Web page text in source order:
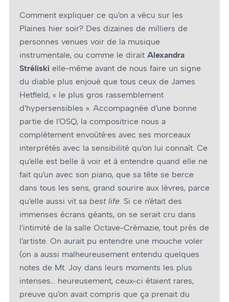
Comment expliquer ce qu’on a vécu sur les
Plaines hier soir? Des dizaines de milliers de
personnes venues voir de la musique
instrumentale, ou comme le dirait Alexandra
Stréliski elle-même avant de nous faire un signe
du diable plus enjoué que tous ceux de James
Hetfield, « le plus gros rassemblement
d’hypersensibles ». Accompagnée d’une bonne
partie de l’OSQ, la compositrice nous a
complètement envoûté·es avec ses morceaux
interprétés avec la sensibilité qu’on lui connaît. Ce
qu’elle est belle à voir et à entendre quand elle ne
fait qu’un avec son piano, que sa tête se berce
dans tous les sens, grand sourire aux lèvres, parce
qu’elle aussi vit sa best life. Si ce n’était des
immenses écrans géants, on se serait cru dans
l’intimité de la salle Octave-Crémazie, tout près de
l’artiste. On aurait pu entendre une mouche voler
(on a aussi malheureusement entendu quelques
notes de Mt. Joy dans leurs moments les plus
intenses… heureusement, ceux-ci étaient rares,
preuve qu’on avait compris que ça prenait du